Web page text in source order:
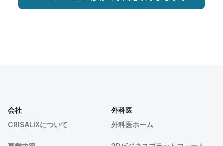
会社
CRISALIXについて
外科医
外科医ホーム